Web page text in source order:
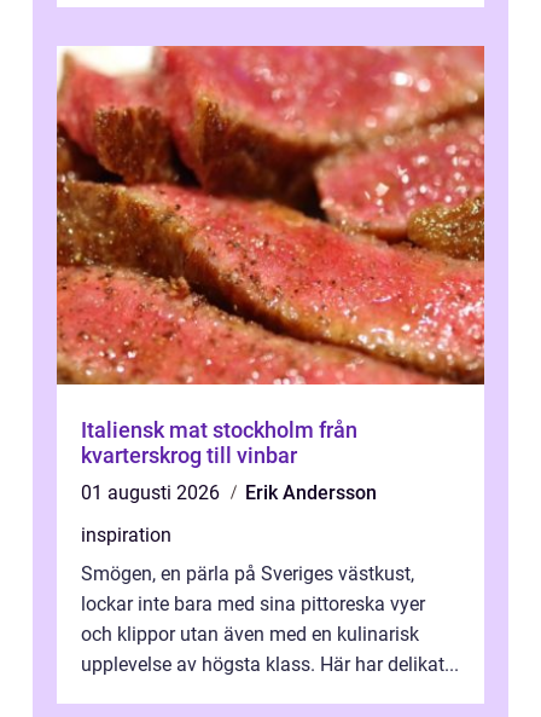
Italiensk mat stockholm från
kvarterskrog till vinbar
01 augusti 2026
Erik Andersson
inspiration
Smögen, en pärla på Sveriges västkust,
lockar inte bara med sina pittoreska vyer
och klippor utan även med en kulinarisk
upplevelse av högsta klass. Här har delikat...